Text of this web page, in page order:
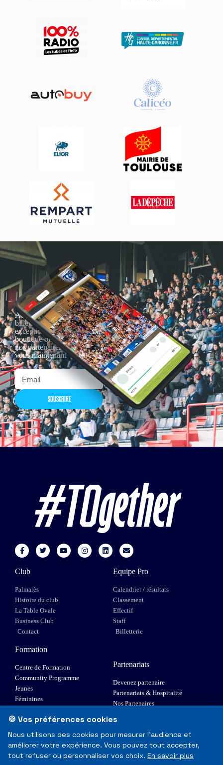
Actualités, nouveautés,
billetterie, remises
exceptionnelles dans la
boutique officielles & chez
nos partenaires… Inscrivez-
vous maintenant
SOUSCRIRE
Club
Palmarès
Histoire du club
La Table Ovale
Business Club
Contact
Equipe Pro
Calendrier / résultats
Classement
Effectif
Staff
Billetterie
Formation
Centre de Formation
Community Programme
Jeunes
Féminines
Elite 1
Partenariats
Devenez partenaire
Partenariats & Hospitalité
Nos Partenaires
© Toulouse Olympique XIII - Tous droits réservés
🍪 Vos préférences cookies
Nous utilisons des cookies pour mesurer l'audience et
améliorer votre expérience. Vous pouvez tout accepter,
tout refuser ou personnaliser vos choix. En savoir plus